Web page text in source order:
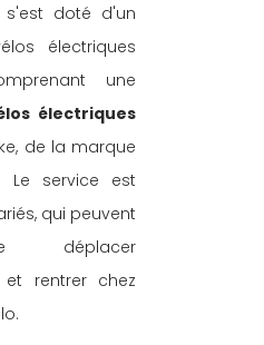
s'est doté d'un
électriques
une
électriques
de la marque
Le service est
qui peuvent
déplacer
et rentrer chez